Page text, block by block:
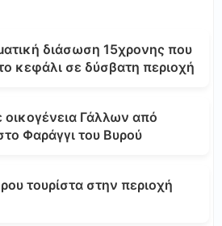
διάσωση 15χρονης που
κεφάλι σε δύσβατη περιοχή
Γάλλων από
Φαράγγι του Βυρού
τουρίστα στην περιοχή